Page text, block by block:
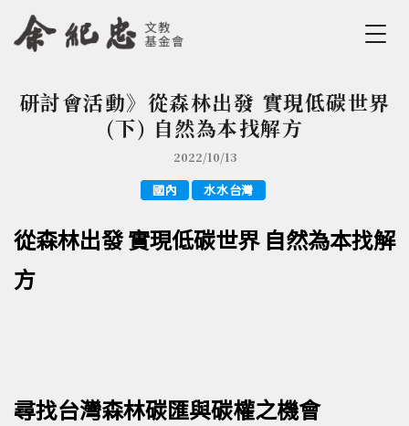
Jump to Navigation
Jump to Main content
您在這裡
研討會活動》從森林出發 實現低碳世界
(下) 自然為本找解方
2022/10/13
國內 水水台灣
從森林出發 實現低碳世界 自然為本找解
方
尋找台灣森林碳匯與碳權之機會